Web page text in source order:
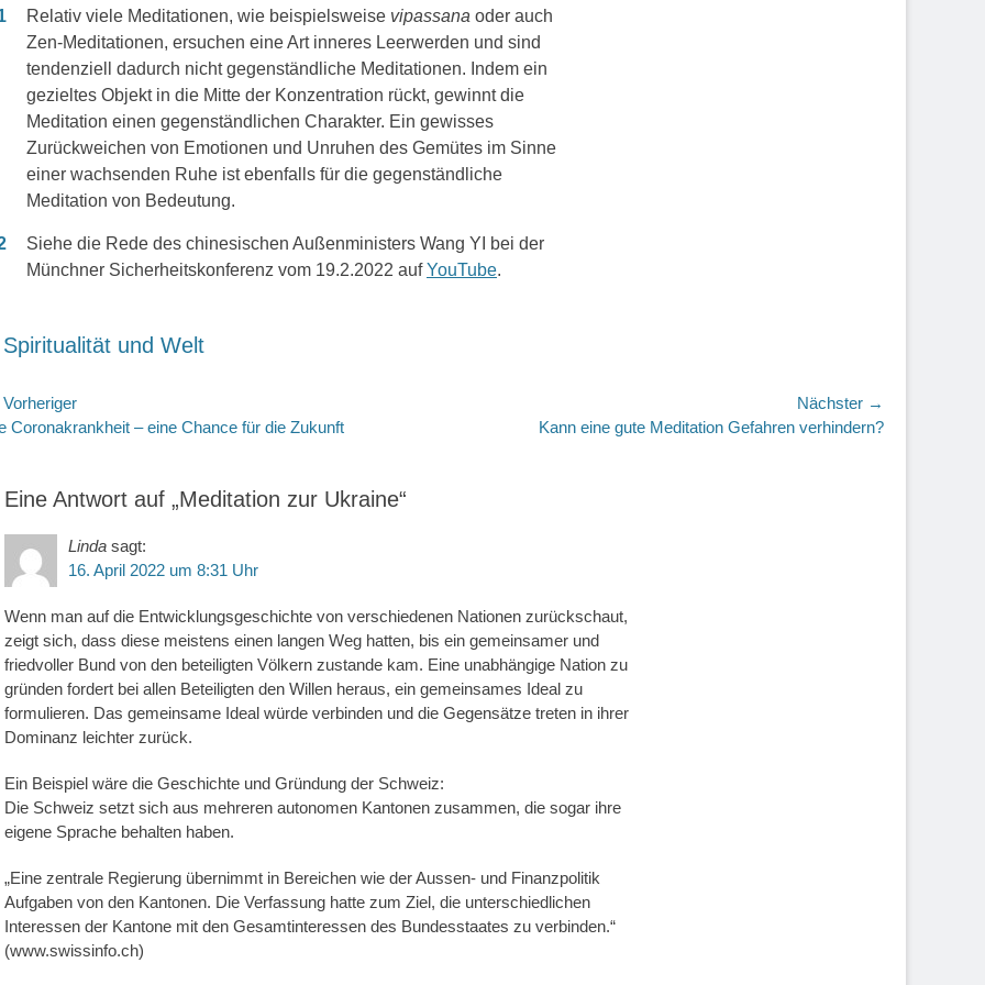
Relativ viele Meditationen, wie beispielsweise vipassana oder auch
Zen-Meditationen, ersuchen eine Art inneres Leerwerden und sind
tendenziell dadurch nicht gegenständliche Meditationen. Indem ein
gezieltes Objekt in die Mitte der Konzentration rückt, gewinnt die
Meditation einen gegenständlichen Charakter. Ein gewisses
Zurückweichen von Emotionen und Unruhen des Gemütes im Sinne
einer wachsenden Ruhe ist ebenfalls für die gegenständliche
Meditation von Bedeutung.
Siehe die Rede des chinesischen Außenministers Wang YI bei der
Münchner Sicherheitskonferenz vom 19.2.2022 aufYouTube.
Spiritualität und Welt
Coronakrankheit – eine Chance für die Zukunft
Nächster →
Kann eine gute Meditation Gefahren verhindern?
Eine Antwort auf „Meditation zur Ukraine“
Linda sagt:
16. April 2022 um 8:31 Uhr
Wenn man auf die Entwicklungsgeschichte von verschiedenen Nationen zurückschaut,
zeigt sich, dass diese meistens einen langen Weg hatten, bis ein gemeinsamer und
friedvoller Bund von den beteiligten Völkern zustande kam. Eine unabhängige Nation zu
gründen fordert bei allen Beteiligten den Willen heraus, ein gemeinsames Ideal zu
formulieren. Das gemeinsame Ideal würde verbinden und die Gegensätze treten in ihrer
Dominanz leichter zurück.
Ein Beispiel wäre die Geschichte und Gründung der Schweiz:
Die Schweiz setzt sich aus mehreren autonomen Kantonen zusammen, die sogar ihre
eigene Sprache behalten haben.
„Eine zentrale Regierung übernimmt in Bereichen wie der Aussen- und Finanzpolitik
Aufgaben von den Kantonen. Die Verfassung hatte zum Ziel, die unterschiedlichen
Interessen der Kantone mit den Gesamtinteressen des Bundesstaates zu verbinden.“
(www.swissinfo.ch)